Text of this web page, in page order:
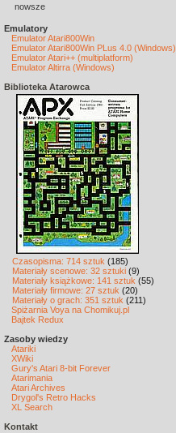
nowsze
Emulatory
Emulator Atari800Win
Emulator Atari800Win PLus 4.0 (Windows)
Emulator Atari++ (multiplatform)
Emulator Altirra (Windows)
Biblioteka Atarowca
Czasopisma: 714 sztuk (185)
Materiały scenowe: 32 sztuki (9)
Materiały książkowe: 141 sztuk (55)
Materiały firmowe: 27 sztuk (20)
Materiały o grach: 351 sztuk (211)
Spiżarnia Voya na Chomikuj.pl
Bajtek Redux
Zasoby wiedzy
Atariki
XWiki
Gury's Atari 8-bit Forever
Atarimania
Atari Archives
Drygol's Retro Hacks
XL Search
Kontakt